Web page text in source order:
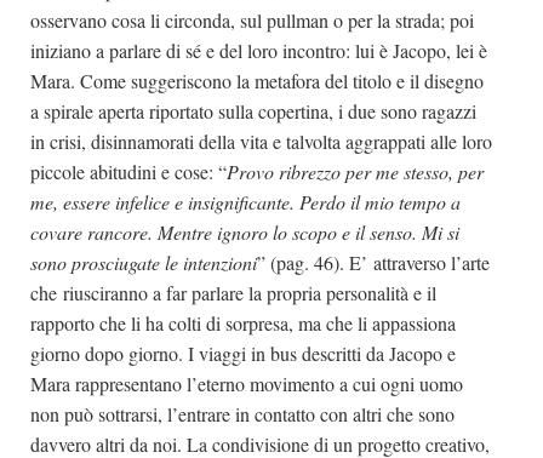
Giallo Stresa
Premio Chiara
Tabù Festival 2014
A Tutto Volume
Salone di Torino
Marketing
osservano cosa li circonda, sul pullman o per la strada; poi
iniziano a parlare di sé e del loro incontro: lui è Jacopo, lei è
Mara. Come suggeriscono la metafora del titolo e il disegno
a spirale aperta riportato sulla copertina, i due sono ragazzi
in crisi, disinnamorati della vita e talvolta aggrappati alle loro
piccole abitudini e cose: “Provo ribrezzo per me stesso, per
me, essere infelice e insignificante. Perdo il mio tempo a
covare rancore. Mentre ignoro lo scopo e il senso. Mi si
sono prosciugate le intenzioni” (pag. 46). E’ attraverso l’arte
che riusciranno a far parlare la propria personalità e il
rapporto che li ha colti di sorpresa, ma che li appassiona
giorno dopo giorno. I viaggi in bus descritti da Jacopo e
Mara rappresentano l’eterno movimento a cui ogni uomo
non può sottrarsi, l’entrare in contatto con altri che sono
davvero altri da noi. La condivisione di un progetto creativo,